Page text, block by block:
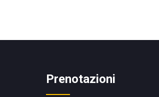
Prenotazioni